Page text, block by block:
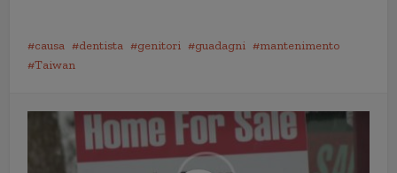
causa dentista genitori guadagni
mantenimento
Taiwan